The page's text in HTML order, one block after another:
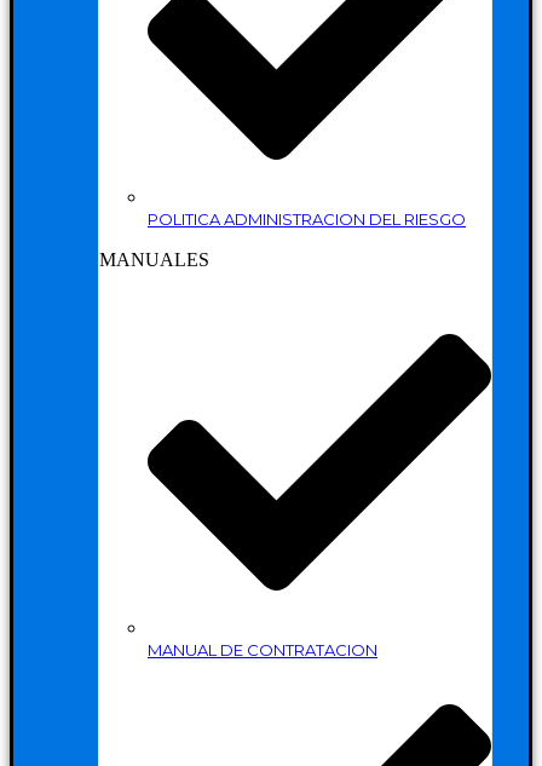
POLITICA ADMINISTRACION DEL RIESGO
MANUALES
MANUAL DE CONTRATACION